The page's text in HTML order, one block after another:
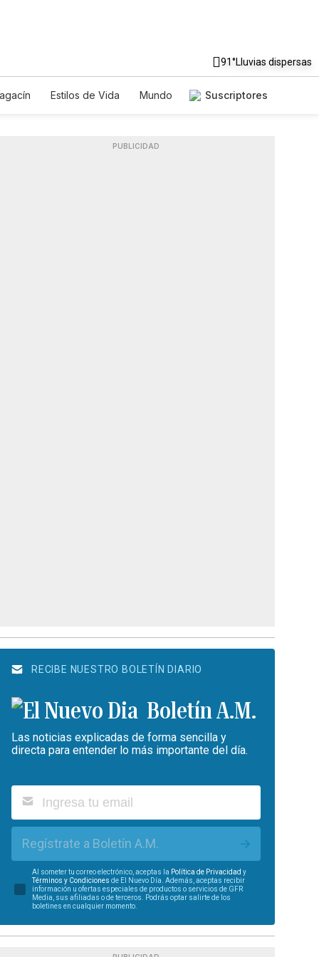
91°Lluvias dispersas
Estilos de Vida
Mundo
Suscriptores
PUBLICIDAD
RECIBE NUESTRO BOLETÍN DIARIO
Boletín A.M.
Las noticias explicadas de forma sencilla y
directa para entender lo más importante del día.
Regístrate a Boletín A.M.
Al someter tu correo electrónico, aceptas la Política de Privacidad y
Términos y Condiciones de El Nuevo Día. Además, aceptas recibir
información u ofertas especiales de productos o servicios de GFR
Media, sus afiliadas o de terceros. Podrás optar salirte de los
boletines en cualquier momento.